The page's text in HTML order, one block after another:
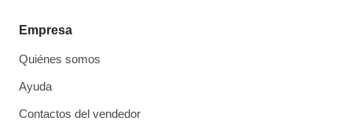
Empresa
Quiénes somos
Ayuda
Contactos del vendedor